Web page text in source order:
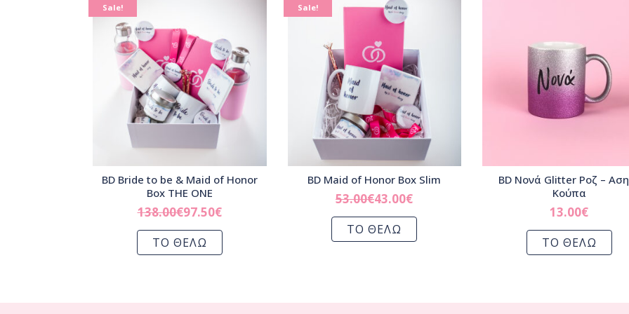
Sale!
BD Bride to be & Maid of Honor
Box THE ONE
138.00€97.50€
ΤΟ ΘΕΛΩ
Sale!
BD Maid of Honor Box Slim
53.00€43.00€
ΤΟ ΘΕΛΩ
BD Νονά Glitter Ροζ –
Κούπα
13.00€
ΤΟ ΘΕΛΩ